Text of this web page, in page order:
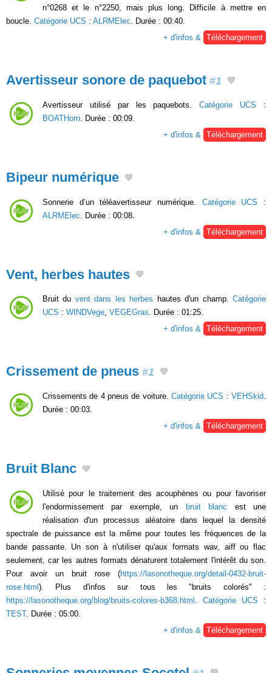
n°0268 et le n°2250, mais plus long. Difficile à mettre en
boucle. Catégorie UCS : ALRMElec. Durée : 00:40.
+ d'infos & Téléchargement
Avertisseur sonore de paquebot #1
Avertisseur utilisé par les paquebots.Catégorie UCS :
BOATHorn . Durée : 00:09.
+ d'infos &
Téléchargement
Bipeur numérique
Sonnerie d’un téléavertisseur numérique. Catégorie UCS :
ALRMElec . Durée : 00:08.
+ d'infos &
Téléchargement
Vent, herbes hautes
Bruit du vent dans les herbes hautes d'un champ.Catégorie
UCS : WINDVege, VEGEGras. Durée : 01:25.
+ d'infos & Téléchargement
Crissement de pneus #1
Crissements de 4 pneus de voiture. Catégorie UCS :VEHSkid
Durée : 00:03.
+ d'infos &
Téléchargement
Bruit Blanc
Utilisé pour le traitement des acouphènes ou pour favoriser
l'endormissement par exemple, un bruit blanc est une
réalisation d'un processus aléatoire dans lequel la densité
spectrale de puissance est la même pour toutes les fréquences de la
bande passante. Un son à n'utiliser qu'aux formats wav, aiff ou flac
seulement, car les autres formats dénaturent totalement l'intérêt du son.
Pour avoir un bruit rose (https://lasonotheque.org/detail-0432-bruit-
rose.html). Plus d'infos sur tous les "bruits colorés" :
https://lasonotheque.org/blog/bruits-colores-b368.html
Catégorie UCS :
TEST. Durée : 05:00.
+ d'infos &
Téléchargement